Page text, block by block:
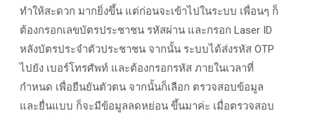
ทำให้สะดวก มากยิ่งขึ้น แต่ก่อนจะเข้าไปในระบบ เพื่อนๆ ก็
ต้องกรอกเลขบัตรประชาชน รหัสผ่าน และกรอก Laser ID
หลังบัตรประจำตัวประชาชน จากนั้น ระบบได้ส่งรหัส OTP
ไปยัง เบอร์โทรศัพท์ และต้องกรอกรหัส ภายในเวลาที่
กำหนด เพื่อยืนยันตัวตน จากนั้นก็เลือก ตรวจสอบข้อมูล
และยื่นแบบ ก็จะมีข้อมูลลดหย่อน ขึ้นมาค่ะ เมื่อตรวจสอบ